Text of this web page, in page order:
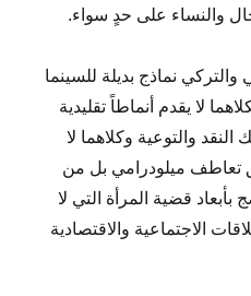
والنساء على حدٍ سواء.
نماذج بديلة للسينما
لا يقدم أنماطاً تقليدية
والتوعية وكلاهما لا
تعاطف ميلودرامي بل من
قضية المرأة التي لا
الاجتماعية والاقتصادية